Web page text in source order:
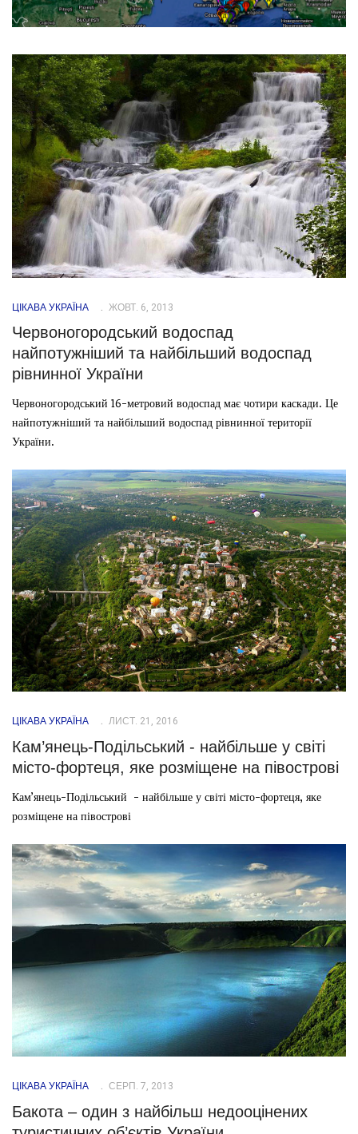
ЦІКАВА УКРАЇНА ЖОВТ. 6, 2013
Червоногородський водоспад
найпотужніший та найбільший водоспад
рівнинної України
Червоногородський 16-метровий водоспад має чотири каскади. Це
найпотужніший та найбільший водоспад рівнинної території
України.
ЦІКАВА УКРАЇНА ЛИСТ. 21, 2016
Кам’янець-Подільський - найбільше у світі
місто-фортеця, яке розміщене на півострові
Кам’янець-Подільський - найбільше у світі місто-фортеця, яке
розміщене на півострові
ЦІКАВА УКРАЇНА СЕРП. 7, 2013
Бакота – один з найбільш недооцінених